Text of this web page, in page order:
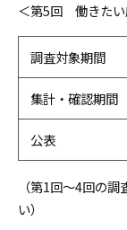
＜第5回 働きたい
調査対象期間
集計・確認期間
公表
（第1回～4回の
い）